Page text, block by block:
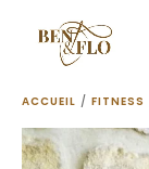
ACCUEIL / FITNESS